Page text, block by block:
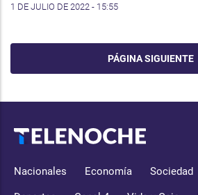
1 DE JULIO DE 2022 - 15:55
PÁGINA SIGUIENTE
Nacionales Economía Sociedad